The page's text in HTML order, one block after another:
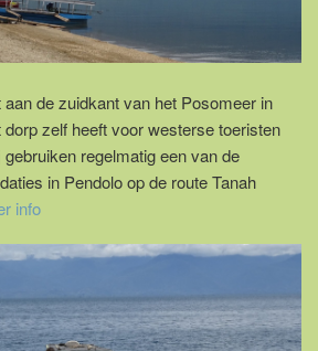
aan de zuidkant van het Posomeer in
zelf heeft voor westerse toeristen
regelmatig een van de
in Pendolo op de route Tanah
info